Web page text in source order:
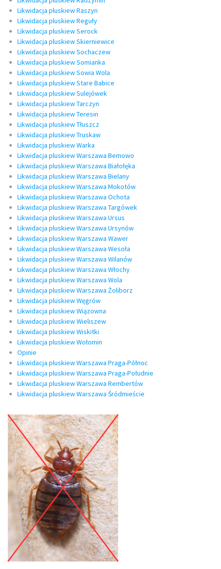
Likwidacja pluskiew Raszyn
Likwidacja pluskiew Reguły
Likwidacja pluskiew Serock
Likwidacja pluskiew Skierniewice
Likwidacja pluskiew Sochaczew
Likwidacja pluskiew Somianka
Likwidacja pluskiew Sowia Wola
Likwidacja pluskiew Stare Babice
Likwidacja pluskiew Sulejówek
Likwidacja pluskiew Tarczyn
Likwidacja pluskiew Teresin
Likwidacja pluskiew Tłuszcz
Likwidacja pluskiew Truskaw
Likwidacja pluskiew Warka
Likwidacja pluskiew Warszawa Bemowo
Likwidacja pluskiew Warszawa Białołęka
Likwidacja pluskiew Warszawa Bielany
Likwidacja pluskiew Warszawa Mokotów
Likwidacja pluskiew Warszawa Ochota
Likwidacja pluskiew Warszawa Targówek
Likwidacja pluskiew Warszawa Ursus
Likwidacja pluskiew Warszawa Ursynów
Likwidacja pluskiew Warszawa Wawer
Likwidacja pluskiew Warszawa Wesoła
Likwidacja pluskiew Warszawa Wilanów
Likwidacja pluskiew Warszawa Włochy
Likwidacja pluskiew Warszawa Wola
Likwidacja pluskiew Warszawa Żoliborz
Likwidacja pluskiew Węgrów
Likwidacja pluskiew Wiązowna
Likwidacja pluskiew Wieliszew
Likwidacja pluskiew Wiskitki
Likwidacja pluskiew Wołomin
Opinie
Likwidacja pluskiew Warszawa Praga-Północ
Likwidacja pluskiew Warszawa Praga-Południe
Likwidacja pluskiew Warszawa Rembertów
Likwidacja pluskiew Warszawa Śródmieście